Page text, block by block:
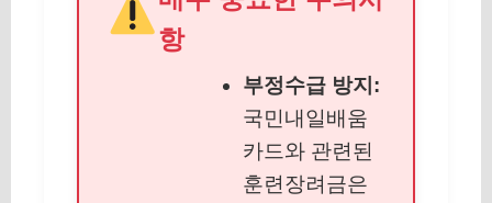
항
부정수급 방지:
국민내일배움
카드와 관련된
훈련장려금은